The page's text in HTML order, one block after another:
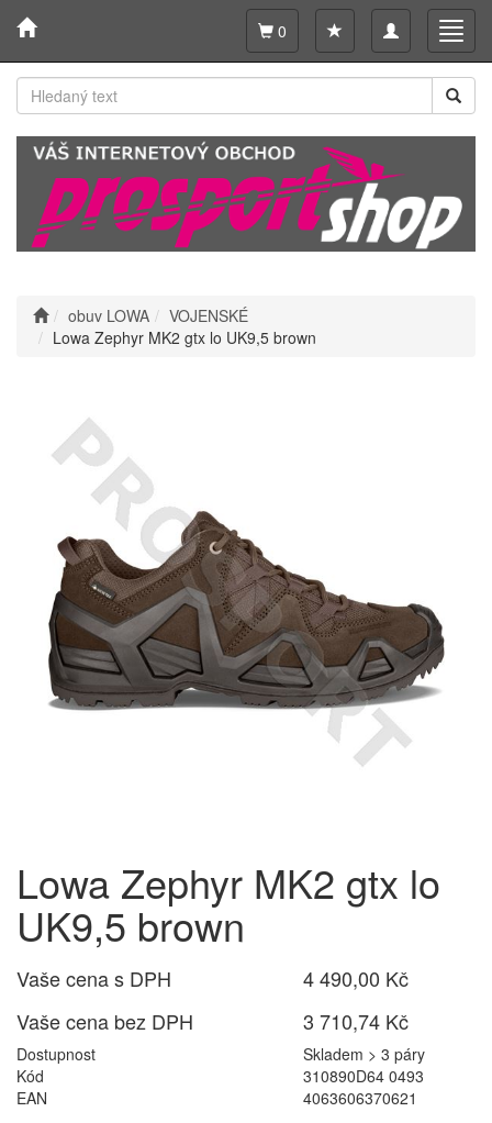
Toggle
navigation
0
obuv LOWA
VOJENSKÉ
Lowa Zephyr MK2 gtx lo UK9,5 brown
Lowa Zephyr MK2 gtx lo
UK9,5 brown
Vaše cena s DPH
4 490,00 Kč
Vaše cena bez DPH
3 710,74 Kč
Dostupnost
Skladem > 3 páry
Kód
310890D64 0493
EAN
4063606370621